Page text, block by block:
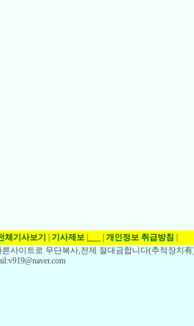
체기사보기 기사제보 개인정보 취급방침
사이트로 무단복사,전제 절대금합니다(추적장치